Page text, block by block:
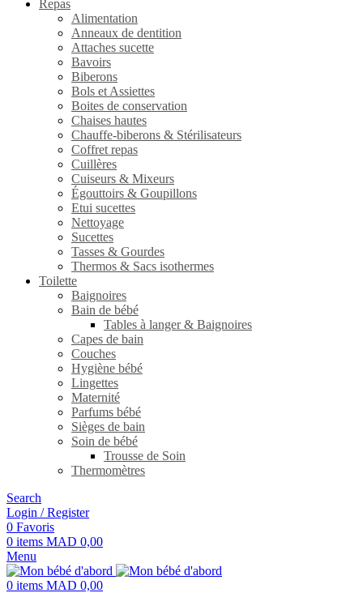
Repas
Alimentation
Anneaux de dentition
Attaches sucette
Bavoirs
Biberons
Bols et Assiettes
Boites de conservation
Chaises hautes
Chauffe-biberons & Stérilisateurs
Coffret repas
Cuillères
Cuiseurs & Mixeurs
Égouttoirs & Goupillons
Etui sucettes
Nettoyage
Sucettes
Tasses & Gourdes
Thermos & Sacs isothermes
Toilette
Baignoires
Bain de bébé
Tables à langer & Baignoires
Capes de bain
Couches
Hygiène bébé
Lingettes
Maternité
Parfums bébé
Sièges de bain
Soin de bébé
Trousse de Soin
Thermomètres
Search
Login / Register
0 Favoris
0 items MAD 0,00
Menu
0 items MAD 0,00